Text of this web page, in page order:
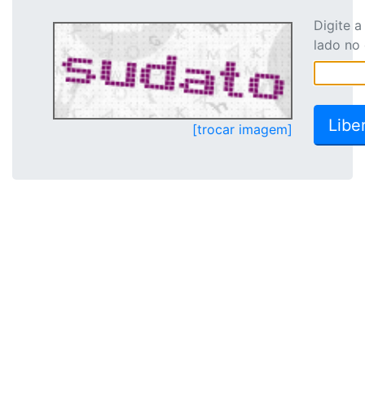
[trocar imagem]
Digite
lado no